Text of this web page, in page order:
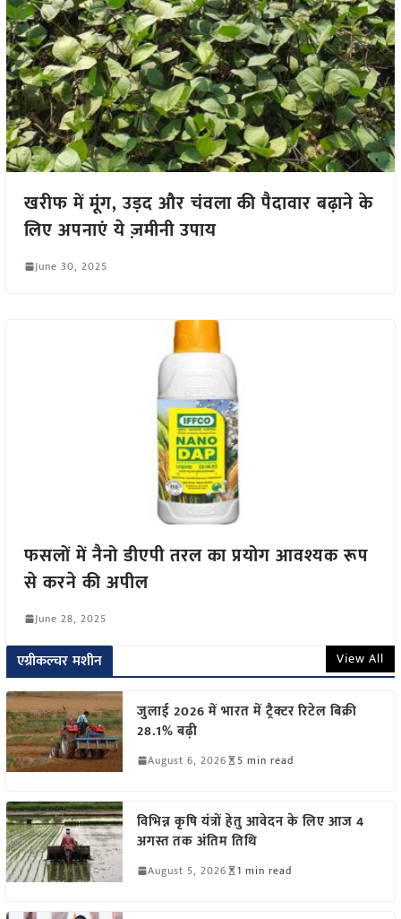
खरीफ में मूंग, उड़द और चंवला की पैदावार बढ़ाने के
लिए अपनाएं ये ज़मीनी उपाय
June 30, 2025
फसलों में नैनो डीएपी तरल का प्रयोग आवश्यक रूप
से करने की अपील
June 28, 2025
एग्रीकल्चर मशीन View All
जुलाई 2026 में भारत में ट्रैक्टर रिटेल बिक्री
28.1% बढ़ी
August 6, 2026 5 min read
विभिन्न कृषि यंत्रों हेतु आवेदन के लिए आज 4
अगस्त तक अंतिम तिथि
August 5, 2026 1 min read